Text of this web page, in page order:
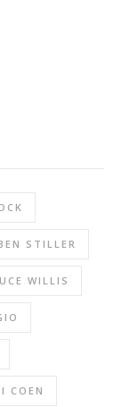
STILLER
WILLIS
COEN